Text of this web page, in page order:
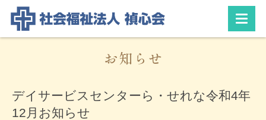
お知らせ
デイサービスセンターら・せれな令和4年
12月お知らせ